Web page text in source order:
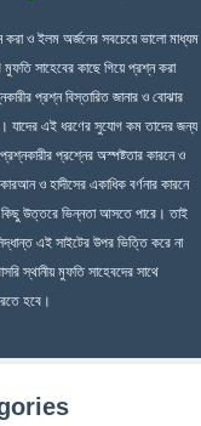
করা ও ইলম অর্জনের সবচেয়ে ভালো মাধ্যম
মুফতি সাহেবের কাছে গিয়ে প্রশ্ন করা
প্রশ্ন বিস্তারিত জানার ও বোঝার
যাদের এই ধরণের সুযোগ কম তাদের জন্য
প্রশ্নের অস্পষ্টতার কারনে ও
ও হাদীসের একাধিক বর্ণনার কারনে
উত্তরে ভিন্নতা আসতে পারে। তাই
এই সাইটের উপর ভিত্তি করে না
স্থানীয় মুফতি সাহেবদের সাথে
হবে।